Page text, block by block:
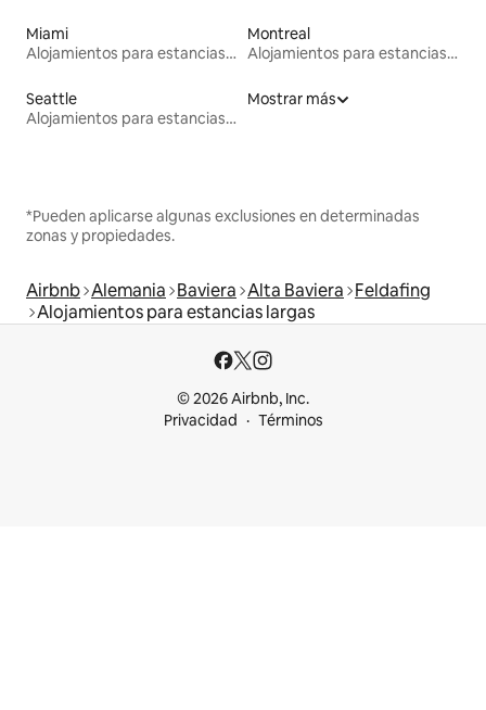
Miami
Alojamientos para estancias largas
Montreal
Alojamientos para estancias largas
Seattle
Alojamientos para estancias largas
Mostrar más
*Pueden aplicarse algunas exclusiones en determinadas
zonas y propiedades.
Airbnb Alemania Baviera Alta Baviera Feldafing
Alojamientos para estancias largas
© 2026 Airbnb, Inc.
Privacidad
Términos